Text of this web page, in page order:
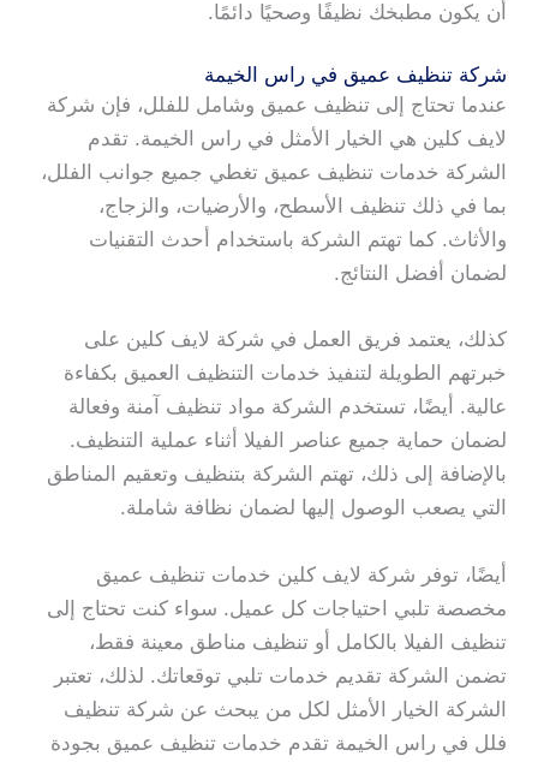
أن يكون مطبخك نظيفًا وصحيًا دائمًا.
شركة تنظيف عميق في راس الخيمة
عندما تحتاج إلى تنظيف عميق وشامل للفلل، فإن شركة
لايف كلين هي الخيار الأمثل في راس الخيمة. تقدم
الشركة خدمات تنظيف عميق تغطي جميع جوانب الفلل،
بما في ذلك تنظيف الأسطح، والأرضيات، والزجاج،
والأثاث. كما تهتم الشركة باستخدام أحدث التقنيات
لضمان أفضل النتائج.
كذلك، يعتمد فريق العمل في شركة لايف كلين على
خبرتهم الطويلة لتنفيذ خدمات التنظيف العميق بكفاءة
عالية. أيضًا، تستخدم الشركة مواد تنظيف آمنة وفعالة
لضمان حماية جميع عناصر الفيلا أثناء عملية التنظيف.
بالإضافة إلى ذلك، تهتم الشركة بتنظيف وتعقيم المناطق
التي يصعب الوصول إليها لضمان نظافة شاملة.
أيضًا، توفر شركة لايف كلين خدمات تنظيف عميق
مخصصة تلبي احتياجات كل عميل. سواء كنت تحتاج إلى
تنظيف الفيلا بالكامل أو تنظيف مناطق معينة فقط،
تضمن الشركة تقديم خدمات تلبي توقعاتك. لذلك، تعتبر
الشركة الخيار الأمثل لكل من يبحث عن شركة تنظيف
فلل في راس الخيمة تقدم خدمات تنظيف عميق بجودة